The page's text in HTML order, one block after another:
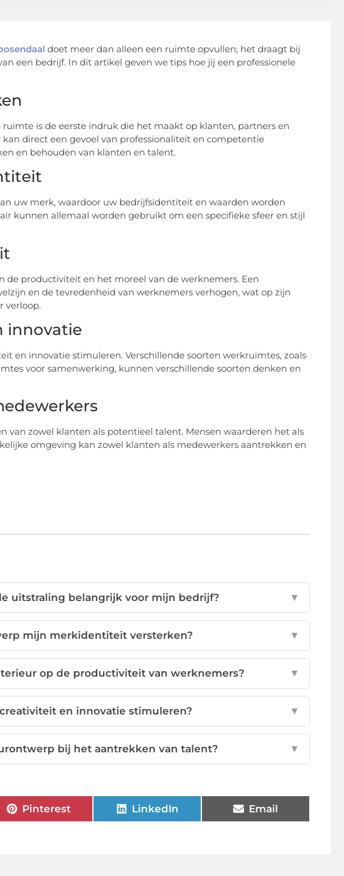
doet meer dan alleen een ruimte opvullen; het draagt bij
een bedrijf. In dit artikel geven we tips hoe jij een professionele
is de eerste indruk die het maakt op klanten, partners en
kan direct een gevoel van professionaliteit en competentie
en behouden van klanten en talent.
uw merk, waardoor uw bedrijfsidentiteit en waarden worden
kunnen allemaal worden gebruikt om een specifieke sfeer en stijl
productiviteit en het moreel van de werknemers. Een
en de tevredenheid van werknemers verhogen, wat op zijn
verloop.
innovatie
en innovatie stimuleren. Verschillende soorten werkruimtes, zoals
voor samenwerking, kunnen verschillende soorten denken en
van zowel klanten als potentieel talent. Mensen waarderen het als
omgeving kan zowel klanten als medewerkers aantrekken en
uitstraling belangrijk voor mijn bedrijf? ▼
mijn merkidentiteit versterken? ▼
op de productiviteit van werknemers? ▼
en innovatie stimuleren? ▼
bij het aantrekken van talent? ▼
Pinterest LinkedIn Email